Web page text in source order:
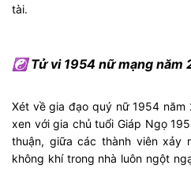
tài.
☯ Tử vi 1954 nữ mạng năm
Xét về gia đạo quý nữ 1954
xen với gia chủ tuổi Giáp Ngọ
thuận, giữa các thành viên xảy
không khí trong nhà luôn ngột